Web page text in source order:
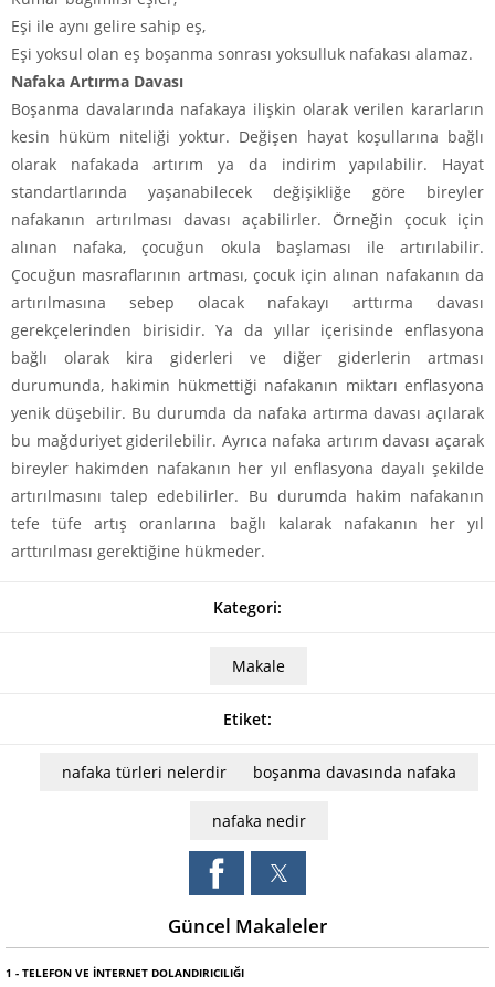
Eşi ile aynı gelire sahip eş,
Eşi yoksul olan eş boşanma sonrası yoksulluk nafakası alamaz.
Nafaka Artırma Davası
Boşanma davalarında nafakaya ilişkin olarak verilen kararların
kesin hüküm niteliği yoktur. Değişen hayat koşullarına bağlı
olarak nafakada artırım ya da indirim yapılabilir. Hayat
standartlarında yaşanabilecek değişikliğe göre bireyler
nafakanın artırılması davası açabilirler. Örneğin çocuk için
alınan nafaka, çocuğun okula başlaması ile artırılabilir.
Çocuğun masraflarının artması, çocuk için alınan nafakanın da
artırılmasına sebep olacak nafakayı arttırma davası
gerekçelerinden birisidir. Ya da yıllar içerisinde enflasyona
bağlı olarak kira giderleri ve diğer giderlerin artması
durumunda, hakimin hükmettiği nafakanın miktarı enflasyona
yenik düşebilir. Bu durumda da nafaka artırma davası açılarak
bu mağduriyet giderilebilir. Ayrıca nafaka artırım davası açarak
bireyler hakimden nafakanın her yıl enflasyona dayalı şekilde
artırılmasını talep edebilirler. Bu durumda hakim nafakanın
tefe tüfe artış oranlarına bağlı kalarak nafakanın her yıl
arttırılması gerektiğine hükmeder.
Kategori:
Makale
Etiket:
nafaka türleri nelerdir boşanma davasında nafaka
nafaka nedir
Güncel Makaleler
1 - TELEFON VE İNTERNET DOLANDIRICILIĞI